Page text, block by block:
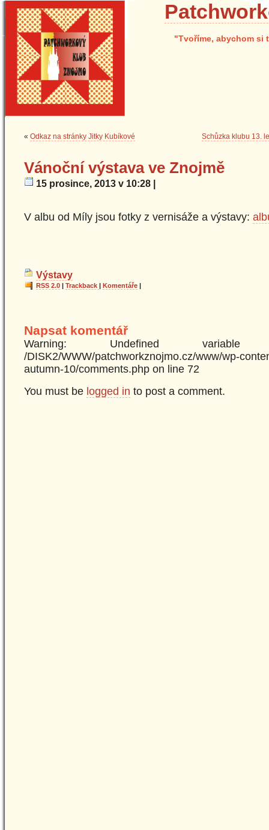
"Tvoříme, abychom si
« Odkaz na stránky Jitky Kubíkové Schůzka klubu 13.
Vánoční výstava ve Znojmě
15 prosince, 2013 v 10:28 |
V albu od Míly jsou fotky z vernisáže a výstavy:
Výstavy
RSS 2.0 | Trackback | Komentáře |
Napsat komentář
Warning: Undefined
/DISK2/WWW/patchworkznojmo.cz/www/wp-
autumn-10/comments.php on line 72
You must be logged in to post a comment.